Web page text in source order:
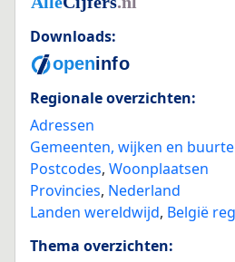
Downloads:
Regionale overzichten:
Adressen
Gemeenten, wijken en
Postcodes, Woonplaatsen
Provincies, Nederland
Landen wereldwijd, België
Thema overzichten: